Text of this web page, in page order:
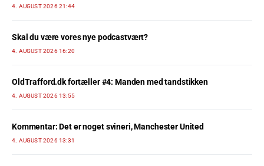
4. AUGUST 2026 21:44
Skal du være vores nye podcastvært?
4. AUGUST 2026 16:20
OldTrafford.dk fortæller #4: Manden med tandstikken
4. AUGUST 2026 13:55
Kommentar: Det er noget svineri, Manchester United
4. AUGUST 2026 13:31